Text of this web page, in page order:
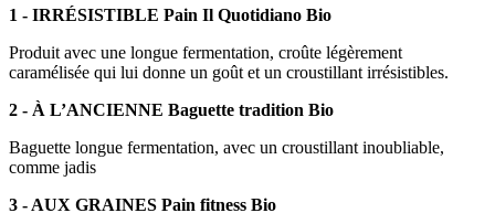
1 - IRRÉSISTIBLE Pain Il Quotidiano Bio
Produit avec une longue fermentation, croûte légèrement
caramélisée qui lui donne un goût et un croustillant irrésistibles.
2 - À L’ANCIENNE Baguette tradition Bio
Baguette longue fermentation, avec un croustillant inoubliable,
comme jadis
3 - AUX GRAINES Pain fitness Bio